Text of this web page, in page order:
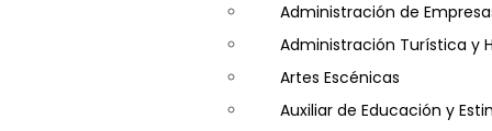
Salud y Psicología
Seguridad
Administración de
Administración Turística y
Artes Escénicas
Auxiliar de Educación y